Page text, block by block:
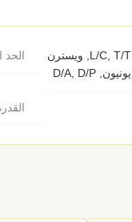
الحد
L/C, T/T, ويسترن
يونيون, D/A, D/P